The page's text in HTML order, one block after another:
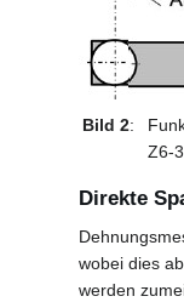
Bild 2:
Z6-
Direkte
wobei dies
werden